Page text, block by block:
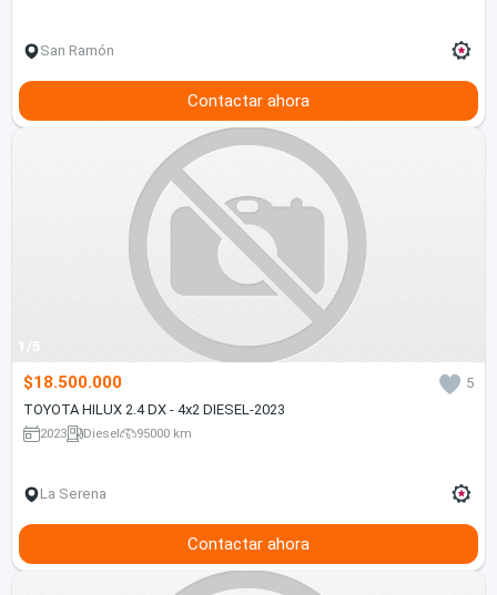
San Ramón
Contactar ahora
1/5
$18.500.000
5
TOYOTA HILUX 2.4 DX - 4x2 DIESEL-2023
2023 Diesel 95000 km
La Serena
Contactar ahora